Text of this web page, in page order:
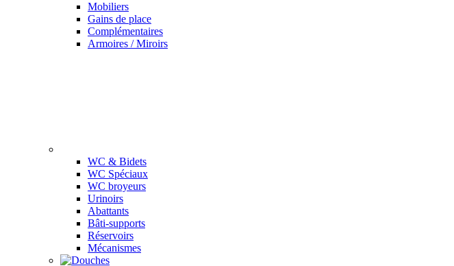
Mobiliers
Gains de place
Complémentaires
Armoires / Miroirs
WC & Bidets
WC Spéciaux
WC broyeurs
Urinoirs
Abattants
Bâti-supports
Réservoirs
Mécanismes